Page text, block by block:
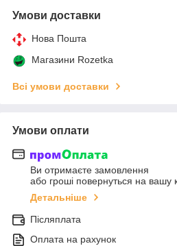
Умови доставки
Нова Пошта
Магазини Rozetka
Всі умови доставки
Умови оплати
Ви отримаєте замовлення
або гроші повернуться на вашу
Детальніше
Післяплата
Оплата на рахунок